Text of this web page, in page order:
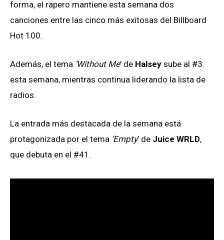
forma, el rapero mantiene esta semana dos
canciones entre las cinco más exitosas del Billboard
Hot 100.
Además, el tema ‘Without Me’ de Halsey sube al #3
esta semana, mientras continua liderando la lista de
radios.
La entrada más destacada de la semana está
protagonizada por el tema ‘Empty’ de Juice WRLD,
que debuta en el #41.